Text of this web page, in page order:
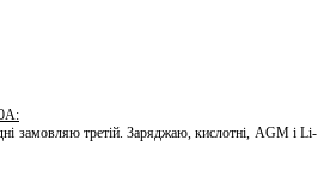
замовляю третій. Заряджаю, кислотні, AGM і Li-